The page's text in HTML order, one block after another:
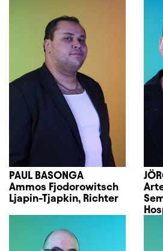
PAUL BASONGA
Ammos Fjodorowitsch
Ljapin-Tjapkin, Richter